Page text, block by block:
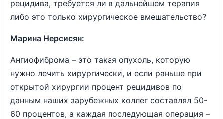
рецидива, требуется ли в дальнейшем терапия
либо это только хирургическое вмешательство?
Марина Нерсисян:
Ангиофиброма – это такая опухоль, которую
нужно лечить хирургически, и если раньше при
открытой хирургии процент рецидивов по
данным наших зарубежных коллег составлял 50-
60 процентов, а каждая последующая операция –